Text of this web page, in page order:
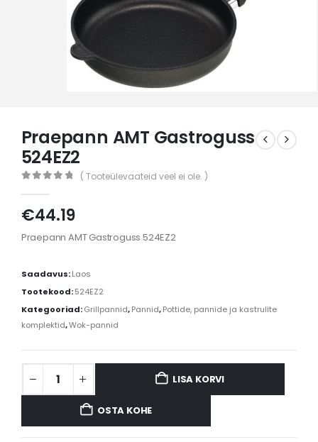
Praepann AMT Gastroguss
524EZ2
( Tooteülevaateid veel ei ole. )
€44.19
Praepann AMT Gastroguss 524EZ2
Saadavus:Laos
Tootekood:524EZ2
Kategooriad:Grillpannid,Pannid,Pottide, pannide ja kastrulite
komplektid,Wok-pannid
LISA KORVI
OSTA KOHE